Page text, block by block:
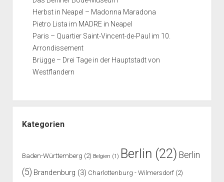
Herbst in Neapel – Madonna Maradona
Pietro Lista im MADRE in Neapel
Paris – Quartier Saint-Vincent-de-Paul im 10.
Arrondissement
Brügge – Drei Tage in der Hauptstadt von
Westflandern
Kategorien
Baden-Württemberg (2) Belgien (1) Berlin (22) Berlin
(5) Brandenburg (3) Charlottenburg - Wilmersdorf(2)